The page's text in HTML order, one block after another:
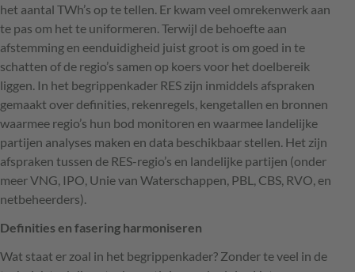
het aantal TWh’s op te tellen. Er kwam veel omrekenwerk aan
te pas om het te uniformeren. Terwijl de behoefte aan
afstemming en eenduidigheid juist groot is om goed in te
schatten of de regio’s samen op koers voor het doelbereik
liggen. In het begrippenkader RES zijn inmiddels afspraken
gemaakt over definities, rekenregels, kengetallen en bronnen
waarmee regio’s hun bod monitoren en waarmee landelijke
partijen analyses maken en data beschikbaar stellen. Het zijn
afspraken tussen de RES-regio’s en landelijke partijen (onder
meerVNG IPO , Unie van Waterschappen, PBL CBS RVO , en
netbeheerders).
Definities en fasering harmoniseren
Wat staat er zoal in het begrippenkader? Zonder te veel in de